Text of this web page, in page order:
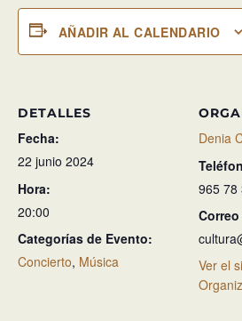
AÑADIR AL CALENDARIO
DETALLES
Fecha:
22 junio 2024
Hora:
20:00
Categorías de Evento:
Concierto, Música
Denia
965 78
Ver el